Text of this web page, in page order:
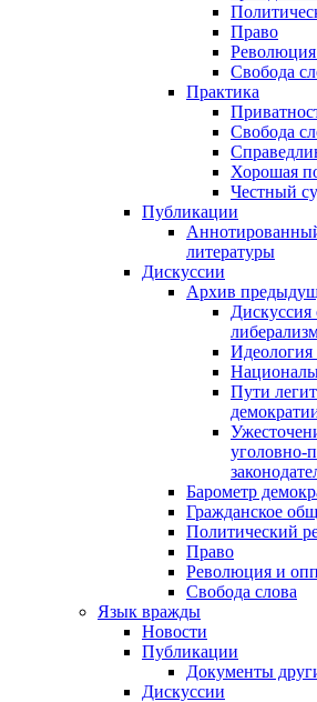
Право
Свобода
Практика
Свобода
Хорошая
Честный
Публикации
литературы
Дискуссии
Архив
Дискуссия
Идеология
Пути
уголовно-
Барометр
Гражданское
Политический
Право
Революция и
Свобода слова
Язык вражды
Новости
Публикации
Документы
Дискуссии